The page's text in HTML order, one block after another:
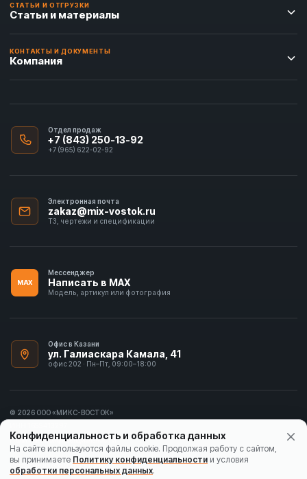
СТАТЬИ И ОТГРУЗКИ
Статьи и материалы
КОНТАКТЫ И ДОКУМЕНТЫ
Компания
Отдел продаж
+7 (843) 250-13-92
+7 (965) 622-02-92
Электронная почта
zakaz@mix-vostok.ru
ТЗ, чертежи и спецификации
MAX
Мессенджер
Написать в MAX
Модель, артикул или фотография
Офис в Казани
ул. Галиаскара Камала, 41
офис 202 · Пн–Пт, 09:00–18:00
© 2026 ООО «МИКС-ВОСТОК»
Политика конфиденциальности
Согласие на обработку данных
Конфиденциальность и обработка данных
На сайте используются файлы cookie. Продолжая работу с сайтом,
вы принимаете Политику конфиденциальности и условия
обработки персональных данных.